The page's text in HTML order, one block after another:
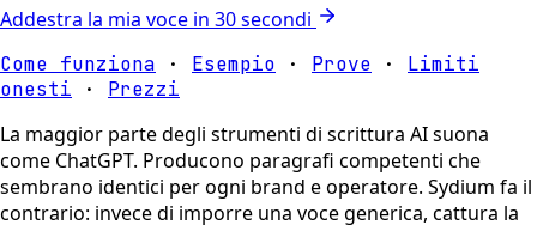
Addestra la mia voce in 30 secondi
Come funziona · Esempio · Prove · Limiti
onesti · Prezzi
La maggior parte degli strumenti di scrittura AI suona
come ChatGPT. Producono paragrafi competenti che
sembrano identici per ogni brand e operatore. Sydium fa il
contrario: invece di imporre una voce generica, cattura la